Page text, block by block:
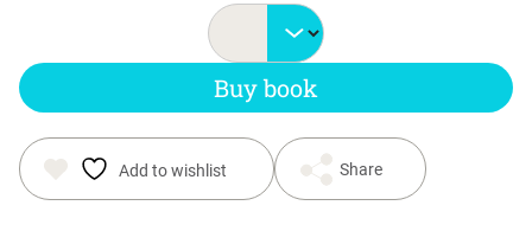
Buy book
Add to wishlist Share